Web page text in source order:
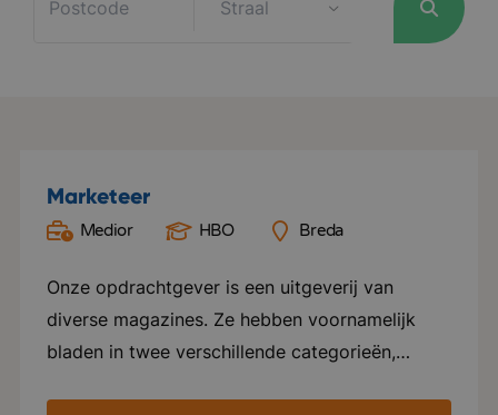
Marketeer
Medior HBO Breda
Onze opdrachtgever is een uitgeverij van
diverse magazines. Ze hebben voornamelijk
bladen in twee verschillende categorieën,